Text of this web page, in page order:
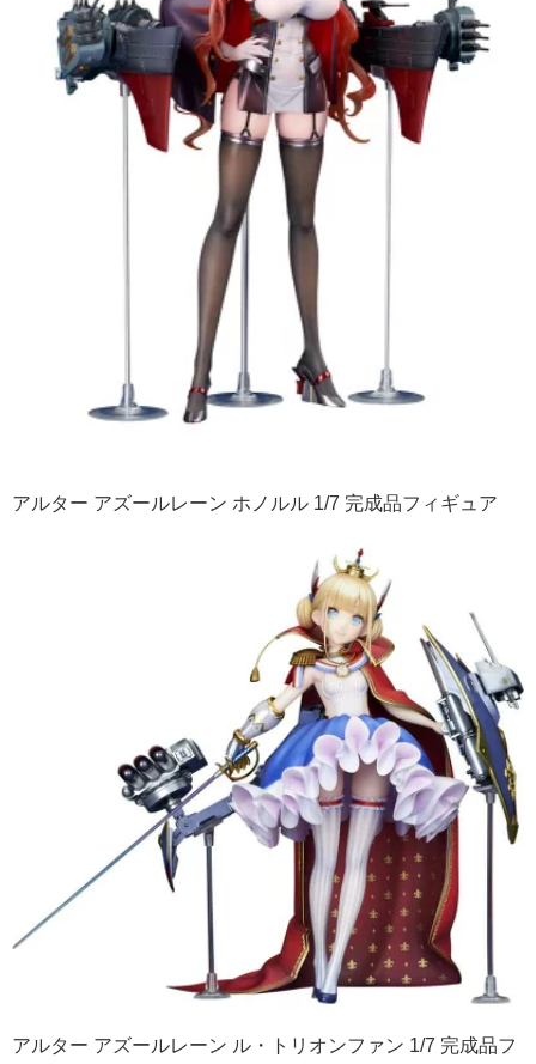
アルター アズールレーン ホノルル 1/7 完成品フィギュア
アルター アズールレーン ル・トリオンファン 1/7 完成品フ